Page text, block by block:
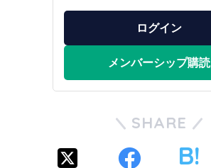
ログイン
メンバーシップ購読
SHARE